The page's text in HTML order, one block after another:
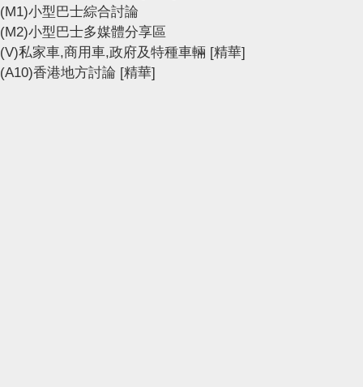
(M1)小型巴士綜合討論
(M2)小型巴士多媒體分享區
(V)私家車,商用車,政府及特種車輛 [精華]
(A10)香港地方討論 [精華]